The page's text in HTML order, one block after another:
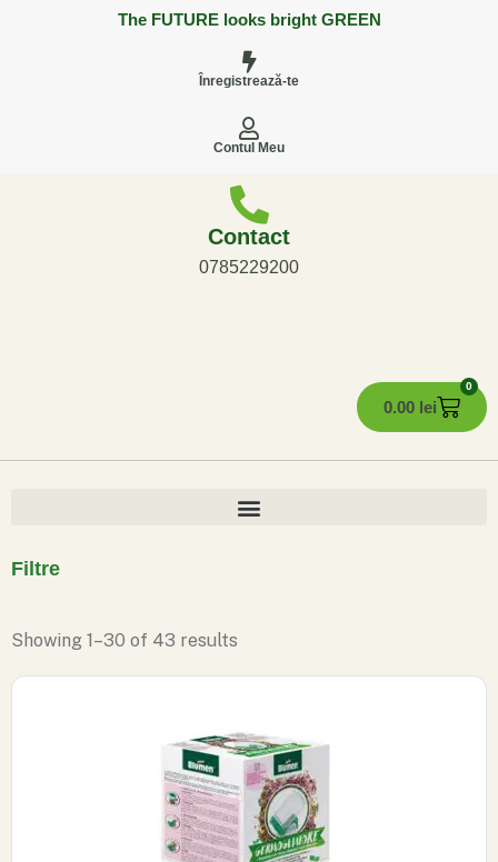
The FUTURE looks bright GREEN
Înregistrează-te
Contul Meu
Contact
0785229200
0.00 lei
0
Filtre
Showing 1–30 of 43 results